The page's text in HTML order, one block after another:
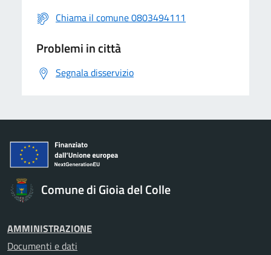
Chiama il comune 0803494111
Problemi in città
Segnala disservizio
Comune di Gioia del Colle
AMMINISTRAZIONE
Documenti e dati